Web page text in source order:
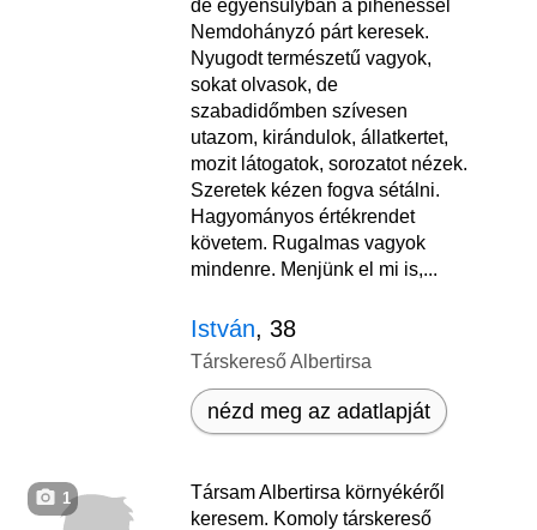
de egyensúlyban a pihenéssel
Nemdohányzó párt keresek.
Nyugodt természetű vagyok,
sokat olvasok, de
szabadidőmben szívesen
utazom, kirándulok, állatkertet,
mozit látogatok, sorozatot nézek.
Szeretek kézen fogva sétálni.
Hagyományos értékrendet
követem. Rugalmas vagyok
mindenre. Menjünk el mi is,...
István, 38
Társkereső Albertirsa
nézd meg az adatlapját
1
Társam Albertirsa környékéről
keresem. Komoly társkereső